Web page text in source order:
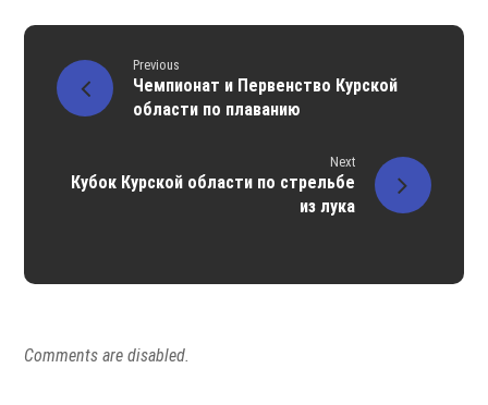
Previous
Чемпионат и Первенство Курской
области по плаванию
Next
Кубок Курской области по стрельбе
из лука
Comments are disabled.